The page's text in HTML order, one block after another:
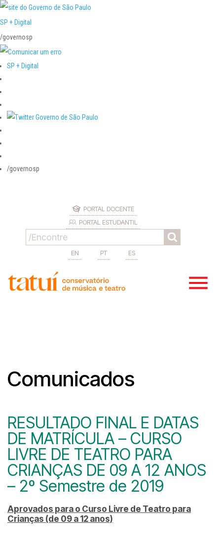
SP + Digital
/governosp
SP + Digital
/governosp
PORTAL DOCENTE
PORTAL ESTUDANTIL
EN PT ES
Comunicados
RESULTADO FINAL E DATAS
DE MATRÍCULA – CURSO
LIVRE DE TEATRO PARA
CRIANÇAS DE 09 A 12 ANOS
– 2º Semestre de 2019
Aprovados para o Curso Livre de Teatro para
Crianças (de 09 a 12 anos)